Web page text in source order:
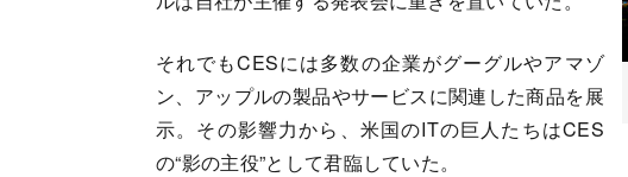
それでもCESには多数の企業がグーグルやアマゾ
ン、アップルの製品やサービスに関連した商品を展
示。その影響力から、米国のITの巨人たちはCES
の“影の主役”として君臨していた。